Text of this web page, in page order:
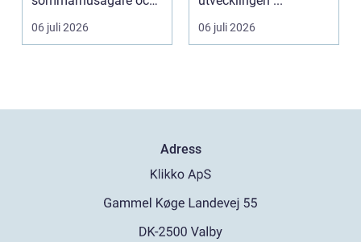
bosta...
06 juli 2026 06 juli 2026
Adress